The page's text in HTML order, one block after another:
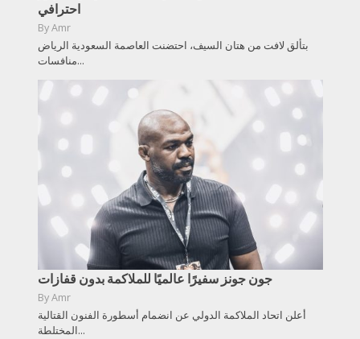
احترافي
ByAmr
بتألق لافت من هتان السيف، احتضنت العاصمة السعودية الرياض
منافسات...
جون جونز سفيرًا عالميًا للملاكمة بدون قفازات
ByAmr
أعلن اتحاد الملاكمة الدولي عن انضمام أسطورة الفنون القتالية
المختلطة...